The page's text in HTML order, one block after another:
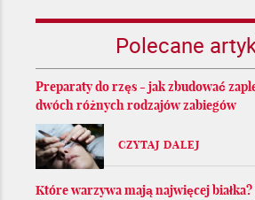
Polecane
Preparaty do rzęs - jak zbudować
dwóch różnych rodzajów zabiegów
CZYTAJ DALEJ
Które warzywa mają najwięcej